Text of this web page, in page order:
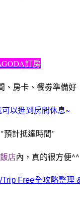
訂房
、房卡、餐劵準備好
可以進到房間休息~
預計抵達時間"
店內，真的很方便^^
Free全攻略整理